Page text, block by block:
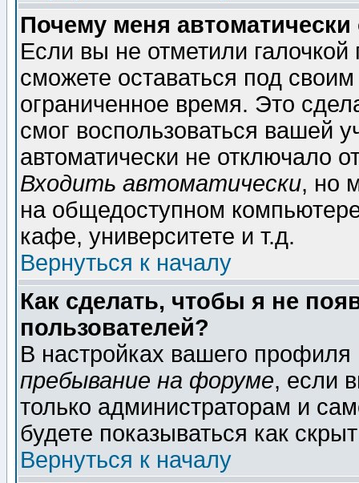
Почему меня автоматически
Если вы не отметили галочкой
сможете оставаться под
ограниченное время. Это
смог воспользоваться вашей
автоматически не отключало
Входить автоматически, но
на общедоступном
кафе, университете и т.д.
Вернуться к началу
Как сделать, чтобы я не
пользователей?
В настройках вашего
пребывание на форуме, если
только администраторам и
будете показываться как
Вернуться к началу